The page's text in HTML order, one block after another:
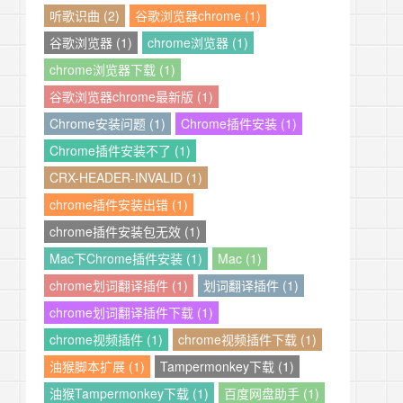
听歌识曲 (2)
谷歌浏览器chrome (1)
谷歌浏览器 (1)
chrome浏览器 (1)
chrome浏览器下载 (1)
谷歌浏览器chrome最新版 (1)
Chrome安装问题 (1)
Chrome插件安装 (1)
Chrome插件安装不了 (1)
CRX-HEADER-INVALID (1)
chrome插件安装出错 (1)
chrome插件安装包无效 (1)
Mac下Chrome插件安装 (1)
Mac (1)
chrome划词翻译插件 (1)
划词翻译插件 (1)
chrome划词翻译插件下载 (1)
chrome视频插件 (1)
chrome视频插件下载 (1)
油猴脚本扩展 (1)
Tampermonkey下载 (1)
油猴Tampermonkey下载 (1)
百度网盘助手 (1)